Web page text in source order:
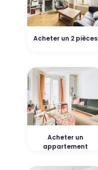
Acheter un 2 pièces
Acheter un
appartement